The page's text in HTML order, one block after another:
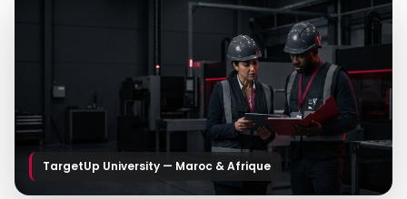
TargetUp University — Maroc & Afrique